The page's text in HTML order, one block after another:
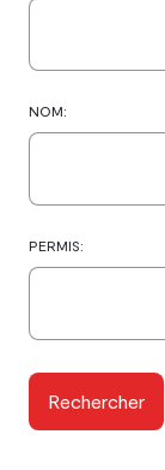
NOM:
PERMIS: